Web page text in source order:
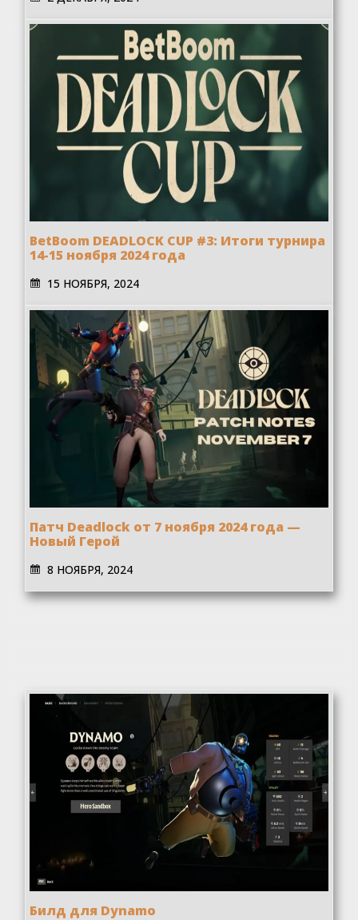
BetBoom DEADLOCK CUP #3: Итоги турнира
14-15 ноября 2024 года
15 НОЯБРЯ, 2024
Патч Deadlock от 7 ноября 2024 года —
Новый Герой
8 НОЯБРЯ, 2024
Билд для Dynamo